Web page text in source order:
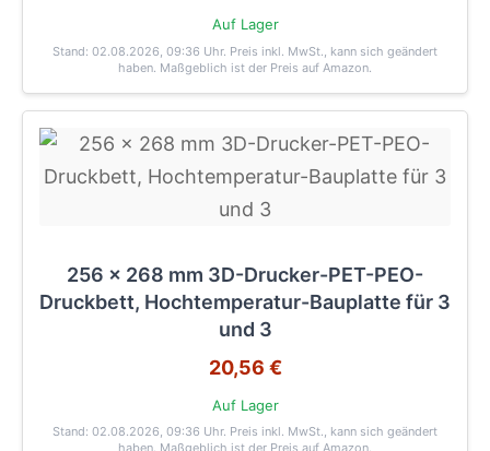
Auf Lager
Stand: 02.08.2026, 09:36 Uhr. Preis inkl. MwSt., kann sich geändert
haben. Maßgeblich ist der Preis auf Amazon.
256 x 268 mm 3D-Drucker-PET-PEO-
Druckbett, Hochtemperatur-Bauplatte für 3
und 3
20,56 €
Auf Lager
Stand: 02.08.2026, 09:36 Uhr. Preis inkl. MwSt., kann sich geändert